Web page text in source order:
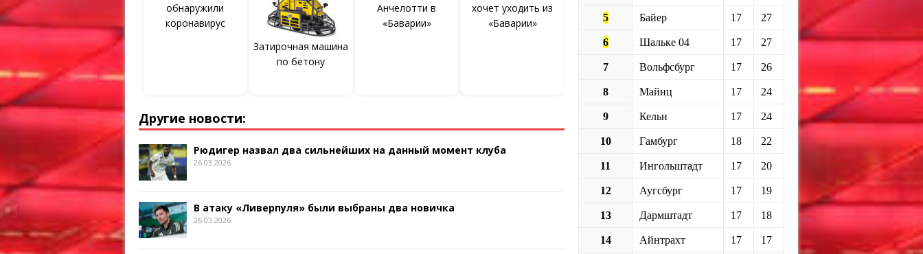
обнаружили
коронавирус
Затирочная машина
по бетону
Анчелотти в
«Баварии»
хочет уходить из
«Баварии»
Другие новости:
Рюдигер назвал два сильнейших на данный момент клуба
26.03.2026
В атаку «Ливерпуля» были выбраны два новичка
26.03.2026
5 Байер 17 27
6 Шальке 04 17 27
7 Вольфсбург 17 26
8 Майнц 17 24
9 Кельн 17 24
10 Гамбург 18 22
11 Ингольштадт 17 20
12 Аугсбург 17 19
13 Дармштадт 17 18
14 Айнтрахт 17 17